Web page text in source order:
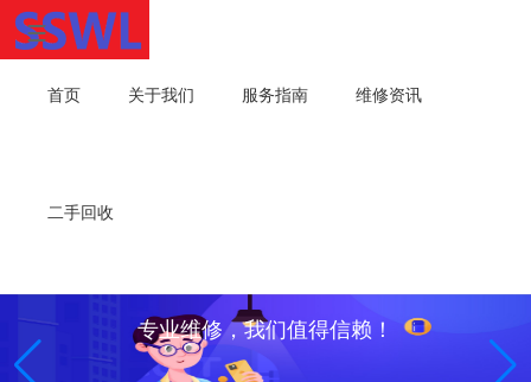
首页 关于我们 服务指南 维修资讯
二手回收
专业维修，我们值得信赖！